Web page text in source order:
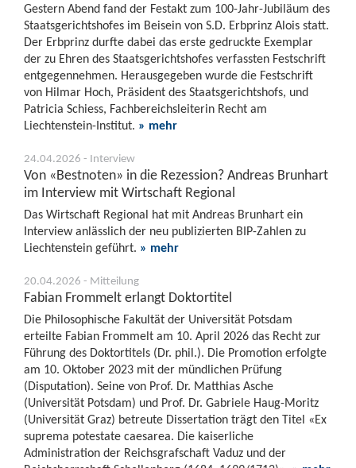
Gestern Abend fand der Festakt zum 100-Jahr-Jubiläum des
Staatsgerichtshofes im Beisein von S.D. Erbprinz Alois statt.
Der Erbprinz durfte dabei das erste gedruckte Exemplar
der zu Ehren des Staatsgerichtshofes verfassten Festschrift
entgegennehmen. Herausgegeben wurde die Festschrift
von Hilmar Hoch, Präsident des Staatsgerichtshofs, und
Patricia Schiess, Fachbereichsleiterin Recht am
Liechtenstein-Institut. » mehr
24.04.2026 - Interview
Von «Bestnoten» in die Rezession? Andreas Brunhart
im Interview mit Wirtschaft Regional
Das Wirtschaft Regional hat mit Andreas Brunhart ein
Interview anlässlich der neu publizierten BIP-Zahlen zu
Liechtenstein geführt. » mehr
20.04.2026 - Mitteilung
Fabian Frommelt erlangt Doktortitel
Die Philosophische Fakultät der Universität Potsdam
erteilte Fabian Frommelt am 10. April 2026 das Recht zur
Führung des Doktortitels (Dr. phil.). Die Promotion erfolgte
am 10. Oktober 2023 mit der mündlichen Prüfung
(Disputation). Seine von Prof. Dr. Matthias Asche
(Universität Potsdam) und Prof. Dr. Gabriele Haug-Moritz
(Universität Graz) betreute Dissertation trägt den Titel «Ex
suprema potestate caesarea. Die kaiserliche
Administration der Reichsgrafschaft Vaduz und der